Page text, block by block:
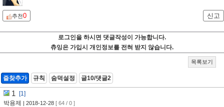
추천0 신고
로그인을 하시면 댓글작성이 가능합니다.
츄잉은 가입시 개인정보를 전혀 받지 않습니다.
목록보기
즐찾추가 규칙 숨덕설정 글10/댓글2
1
[1]
박용제
| 2018-12-28 [ 64 / 0 ]